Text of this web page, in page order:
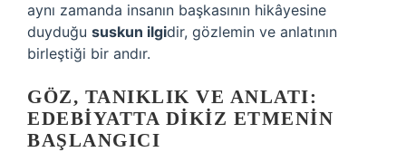
aynı zamanda insanın başkasının hikâyesine
duyduğu suskun ilgidir, gözlemin ve anlatının
birleştiği bir andır.
GÖZ, TANIKLIK VE ANLATI:
EDEBIYATTA DIKIZ ETMENIN
BAŞLANGICI